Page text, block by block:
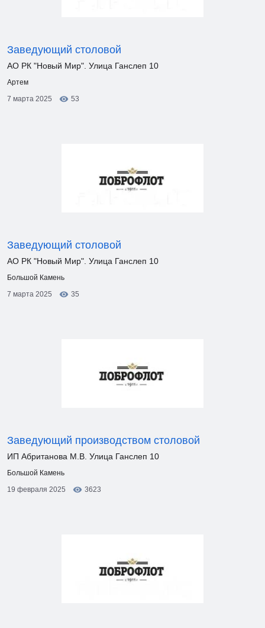
Заведующий столовой
АО РК "Новый Мир". Улица Ганслеп 10
Артем
7 марта 2025
53
Заведующий столовой
АО РК "Новый Мир". Улица Ганслеп 10
Большой Камень
7 марта 2025
35
Заведующий производством столовой
ИП Абританова М.В. Улица Ганслеп 10
Большой Камень
19 февраля 2025
3623